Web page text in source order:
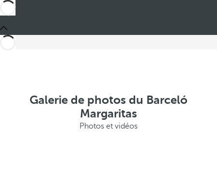
Galerie de photos du Barceló
Margaritas
Photos et vidéos